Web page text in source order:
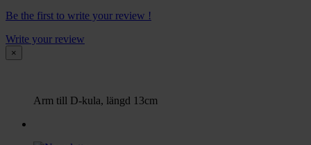
Be the first to write your review !
Write your review
×
Arm till D-kula, längd 13cm